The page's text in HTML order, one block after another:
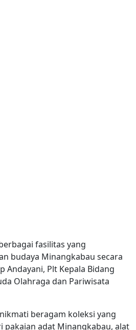
fasilitas yang
budaya Minangkabau secara
Andayani, Plt Kepala Bidang
Olahraga dan Pariwisata
beragam koleksi yang
pakaian adat Minangkabau, alat